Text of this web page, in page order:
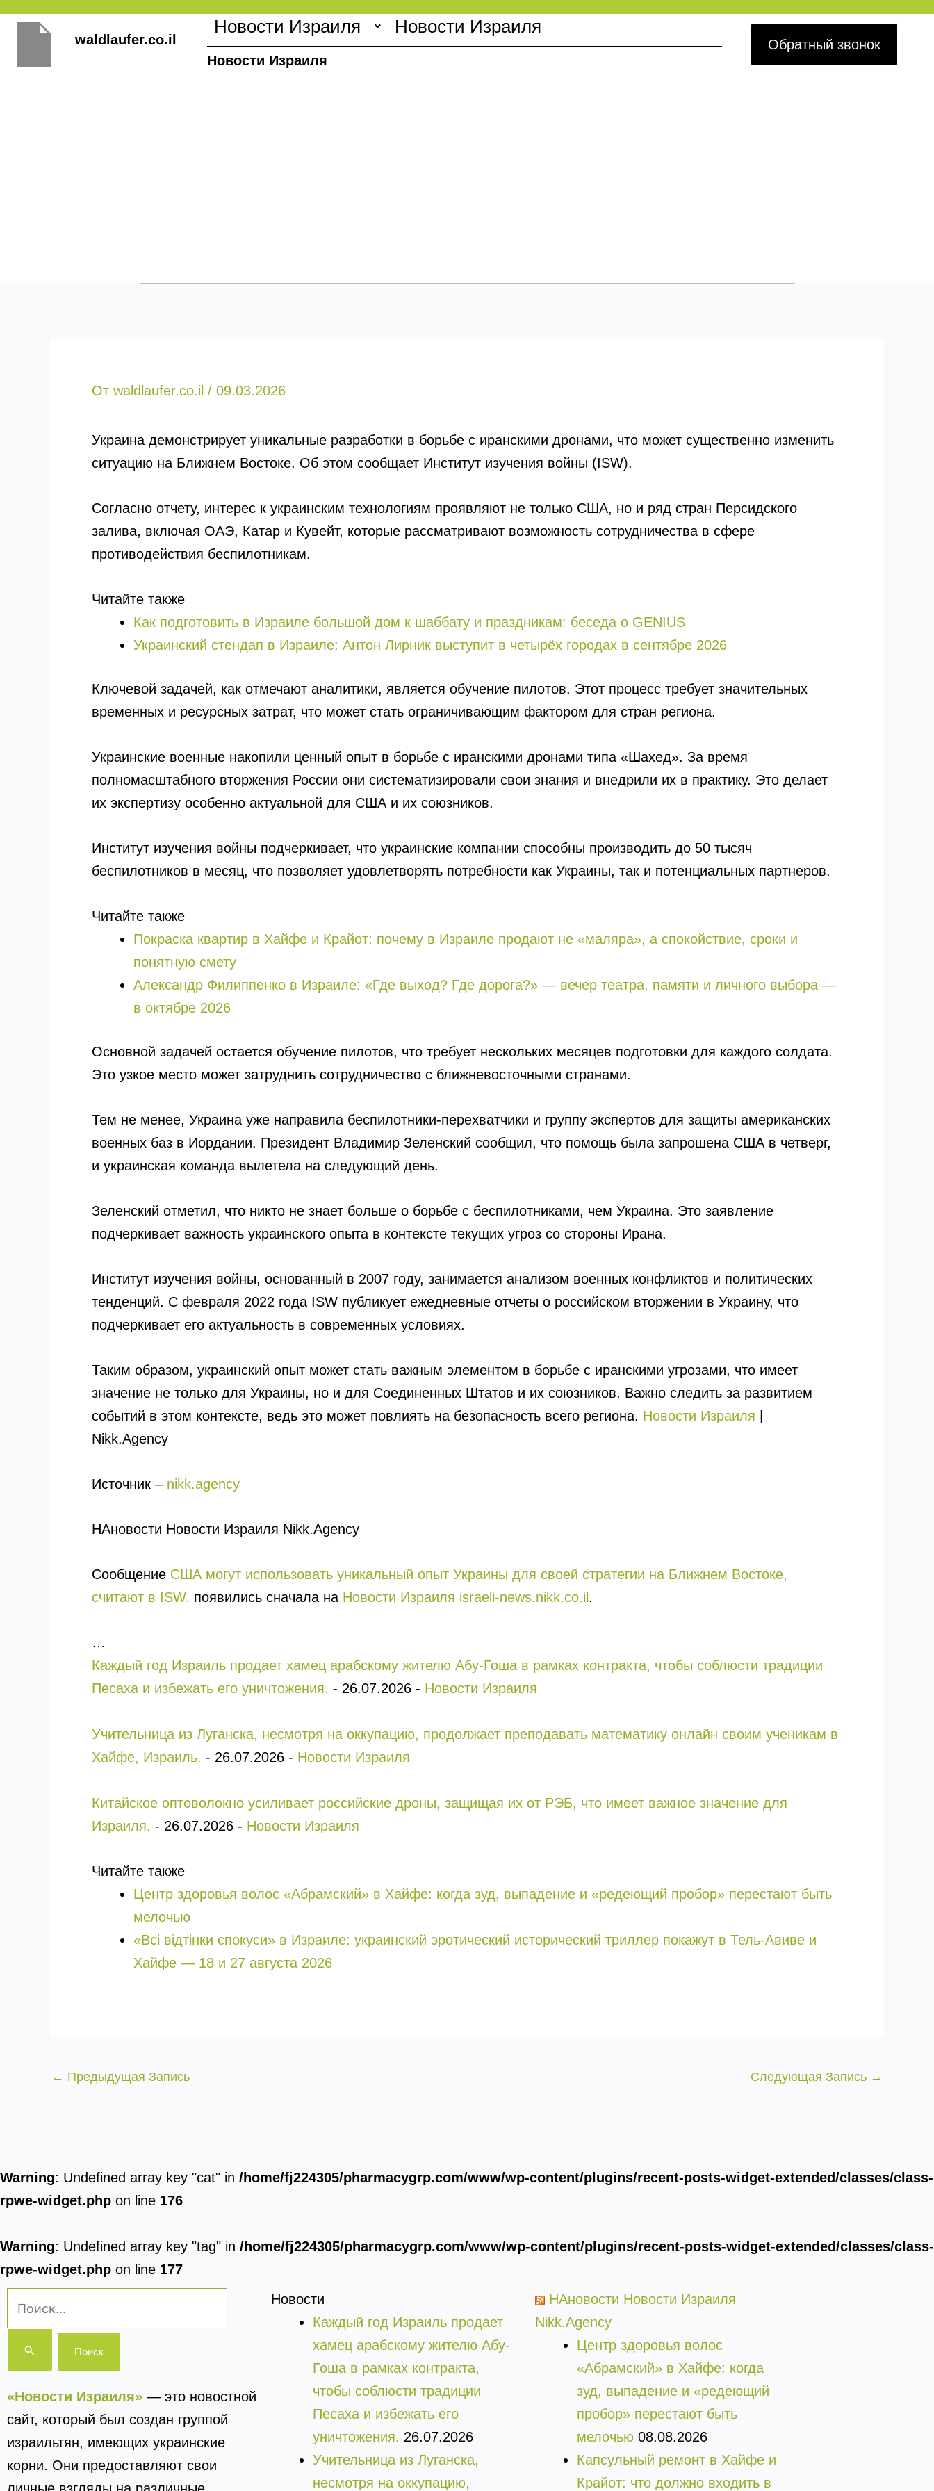
Перейти
waldlaufer.co.il
Новости Израиля Новости Израиля
Новости Израиля
Обратный звонок
От waldlaufer.co.il / 09.03.2026
Украина демонстрирует уникальные разработки в борьбе с иранскими дронами, что может существенно изменить
ситуацию на Ближнем Востоке. Об этом сообщает Институт изучения войны (ISW).
Согласно отчету, интерес к украинским технологиям проявляют не только США, но и ряд стран Персидского
залива, включая ОАЭ, Катар и Кувейт, которые рассматривают возможность сотрудничества в сфере
противодействия беспилотникам.
Читайте также
Как подготовить в Израиле большой дом к шаббату и праздникам: беседа о GENIUS
Украинский стендап в Израиле: Антон Лирник выступит в четырёх городах в сентябре 2026
Ключевой задачей, как отмечают аналитики, является обучение пилотов. Этот процесс требует значительных
временных и ресурсных затрат, что может стать ограничивающим фактором для стран региона.
Украинские военные накопили ценный опыт в борьбе с иранскими дронами типа «Шахед». За время
полномасштабного вторжения России они систематизировали свои знания и внедрили их в практику. Это делает
их экспертизу особенно актуальной для США и их союзников.
Институт изучения войны подчеркивает, что украинские компании способны производить до 50 тысяч
беспилотников в месяц, что позволяет удовлетворять потребности как Украины, так и потенциальных партнеров.
Читайте также
Покраска квартир в Хайфе и Крайот: почему в Израиле продают не «маляра», а спокойствие, сроки и
понятную смету
Александр Филиппенко в Израиле: «Где выход? Где дорога?» — вечер театра, памяти и личного выбора —
в октябре 2026
Основной задачей остается обучение пилотов, что требует нескольких месяцев подготовки для каждого солдата.
Это узкое место может затруднить сотрудничество с ближневосточными странами.
Тем не менее, Украина уже направила беспилотники-перехватчики и группу экспертов для защиты американских
военных баз в Иордании. Президент Владимир Зеленский сообщил, что помощь была запрошена США в четверг,
и украинская команда вылетела на следующий день.
Зеленский отметил, что никто не знает больше о борьбе с беспилотниками, чем Украина. Это заявление
подчеркивает важность украинского опыта в контексте текущих угроз со стороны Ирана.
Институт изучения войны, основанный в 2007 году, занимается анализом военных конфликтов и политических
тенденций. С февраля 2022 года ISW публикует ежедневные отчеты о российском вторжении в Украину, что
подчеркивает его актуальность в современных условиях.
Таким образом, украинский опыт может стать важным элементом в борьбе с иранскими угрозами, что имеет
значение не только для Украины, но и для Соединенных Штатов и их союзников. Важно следить за развитием
событий в этом контексте, ведь это может повлиять на безопасность всего региона. Новости Израиля
Nikk.Agency
Источник – nikk.agency
НАновости Новости Израиля Nikk.Agency
Сообщение США могут использовать уникальный опыт Украины для своей стратегии на Ближнем Востоке,
считают в ISW. появились сначала на Новости Израиля israeli-news.nikk.co.il .
…
Каждый год Израиль продает хамец арабскому жителю Абу-Гоша в рамках контракта, чтобы соблюсти традиции
Песаха и избежать его уничтожения. - 26.07.2026 - Новости Израиля
Учительница из Луганска, несмотря на оккупацию, продолжает преподавать математику онлайн своим ученикам в
Хайфе, Израиль. - 26.07.2026 - Новости Израиля
Китайское оптоволокно усиливает российские дроны, защищая их от РЭБ, что имеет важное значение для
Израиля. - 26.07.2026 - Новости Израиля
Читайте также
Центр здоровья волос «Абрaмский» в Хайфе: когда зуд, выпадение и «редеющий пробор» перестают быть
мелочью
«Всі відтінки спокуси» в Израиле: украинский эротический исторический триллер покажут в Тель-Авиве и
Хайфе — 18 и 27 августа 2026
← Предыдущая Запись Следующая Запись →
Warning: Undefined array key "cat" in /home/fj224305/pharmacygrp.com/www/wp-content/plugins/recent-posts-widget-extended/classes/class-
rpwe-widget.php on line 176
Warning: Undefined array key "tag" in /home/fj224305/pharmacygrp.com/www/wp-content/plugins/recent-posts-widget-extended/classes/class-
rpwe-widget.php on line 177
«Новости Израиля» — это новостной
сайт, который был создан группой
израильтян, имеющих украинские
корни. Они предоставляют свои
Новости
Каждый год Израиль продает
хамец арабскому жителю Абу-
Гоша в рамках контракта,
чтобы соблюсти традиции
Песаха и избежать его
уничтожения. 26.07.2026
Учительница из Луганска,
несмотря на оккупацию,
НАновости Новости Израиля
Nikk.Agency
Центр здоровья волос
«Абрaмский» в Хайфе: когда
зуд, выпадение и «редеющий
пробор» перестают быть
мелочью 08.08.2026
Капсульный ремонт в Хайфе и
Крайот: что должно входить в